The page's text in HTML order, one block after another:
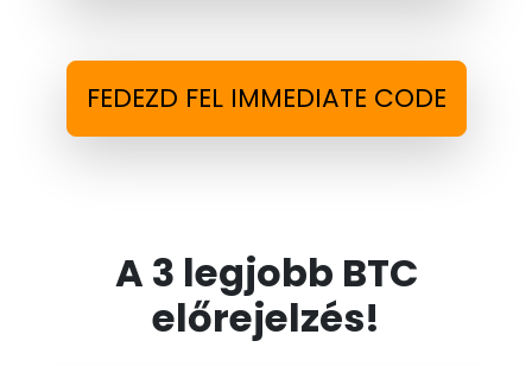
FEDEZD FEL IMMEDIATE CODE
A 3 legjobb BTC
előrejelzés!